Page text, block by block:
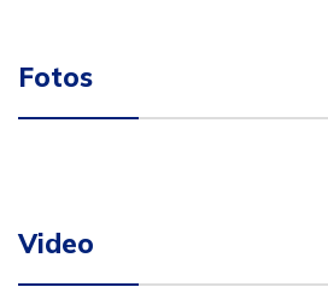
Fotos
Video